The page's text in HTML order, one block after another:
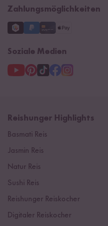
Zahlungsmöglichkeiten
Soziale Medien
Reishunger Highlights
Basmati Reis
Jasmin Reis
Natur Reis
Sushi Reis
Reishunger Reiskocher
Digitaler Reiskocher